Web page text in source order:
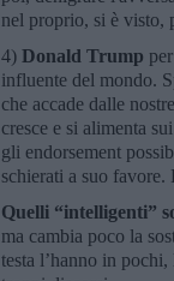
nel proprio, si è visto,
4) Donald Trump
influente del mondo.
che accade dalle
cresce e si alimenta
gli endorsement
schierati a suo
Quelli “intelligenti”
ma cambia poco la
testa l’hanno in